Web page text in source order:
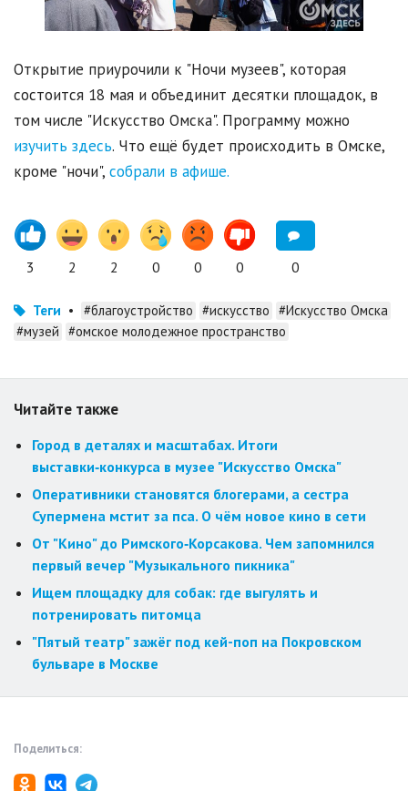
Открытие приурочили к "Ночи музеев", которая
состоится 18 мая и объединит десятки площадок, в
том числе "Искусство Омска". Программу можно
изучить здесь. Что ещё будет происходить в Омске,
кроме "ночи", собрали в афише.
3 2 2 0 0 0 0
Теги • #благоустройство #искусство #Искусство Омска
#музей #омское молодежное пространство
Читайте также
Город в деталях и масштабах. Итоги
выставки‑конкурса в музее "Искусство Омска"
Оперативники становятся блогерами, а сестра
Супермена мстит за пса. О чём новое кино в сети
От "Кино" до Римского‑Корсакова. Чем запомнился
первый вечер "Музыкального пикника"
Ищем площадку для собак: где выгулять и
потренировать питомца
"Пятый театр" зажёг под кей-поп на Покровском
бульваре в Москве
Поделиться: